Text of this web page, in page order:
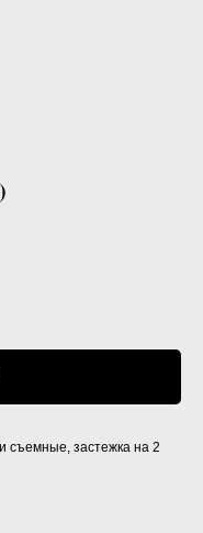
съемные, застежка на 2